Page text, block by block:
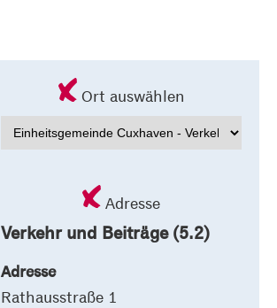
Ort auswählen
Adresse
Verkehr und Beiträge (5.2)
Adresse
Rathausstraße 1